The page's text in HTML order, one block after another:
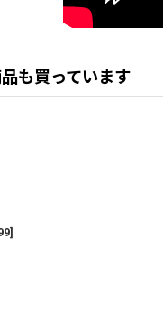
も買っています
]